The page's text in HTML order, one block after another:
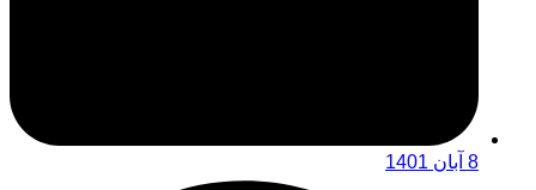
8 آبان 1401